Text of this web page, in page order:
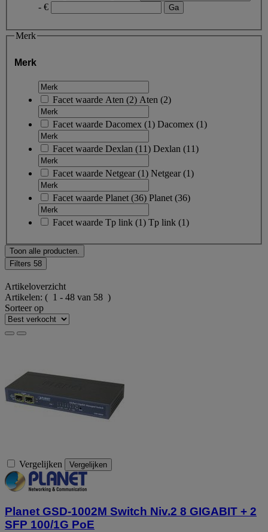
- €
Merk
Merk
Facet waarde Aten (2) Aten (2)
Facet waarde Dacomex (1) Dacomex (1)
Facet waarde Dexlan (11) Dexlan (11)
Facet waarde Netgear(1) Netgear(1)
Facet waarde Planet (36) Planet (36)
Facet waarde Tp link (1) Tp link (1)
Toon alle producten.
Filters 58
Artikeloverzicht
Artikelen: ( 1 - 48 van 58 )
Sorteer op
Vergelijken Vergelijken
Planet GSD-1002M Switch Niv.2 8 GIGABIT + 2
SFP 100/1G PoE